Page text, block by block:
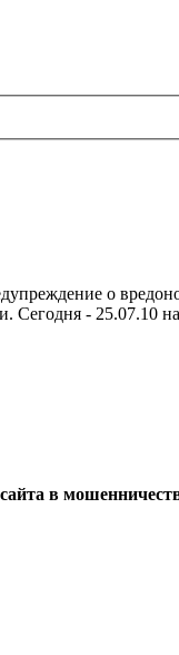
о
Сегодня - 25.07.10
в